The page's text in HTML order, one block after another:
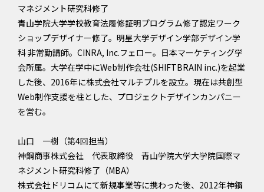
マネジメント研究科修了
青山学院大学学校教育法履修証明プログラム修了認定ワーク
ショップデザイナー修了。明星大学デザイン学部デザイン学
科 非常勤講師。CINRA, Inc.フェロー。日本マーケティング学
会所属。大学在学中にWeb制作会社(SHIFTBRAIN inc.)を起業
した後、2016年に株式会社マルチプルを設立。現在は共創型
Web制作支援を柱とした、プロジェクトデザインカンパニー
を営む。
山口 一樹（第4回担当）
神鋼商事株式会社 代表取締役 青山学院大学大学院国際マ
ネジメント研究科修了（MBA）
株式会社ドリコムにて新規事業等に携わった後、2012年神鋼